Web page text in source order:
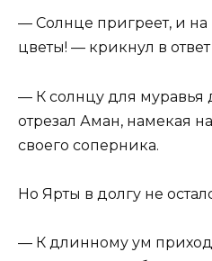
— Солнце пригреет, и на
цветы! — крикнул в
— К солнцу для муравья
отрезал Аман, намекая
своего соперника.
Но Ярты в долгу не
— К длинному ум